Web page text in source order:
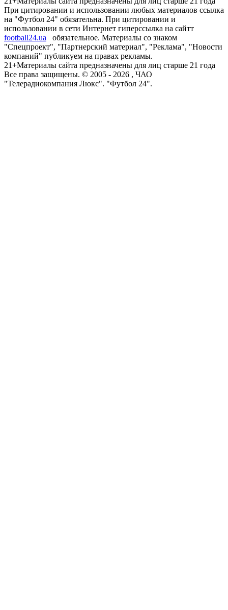
При цитировании и использовании любых материалов ссылка
на "Футбол 24" обязательна. При цитировании и
использовании в сети Интернет гиперссылка на сайтт
football24.ua
обязательное. Материалы со знаком
"Спецпроект", "Партнерский материал", "Реклама", "Новости
компаний" публикуем на правах рекламы.
21+Материалы сайта предназначены для лиц старше 21 года
Все права защищены. © 2005 - 2026 , ЧАО
"Телерадиокомпания Люкс". "Футбол 24".